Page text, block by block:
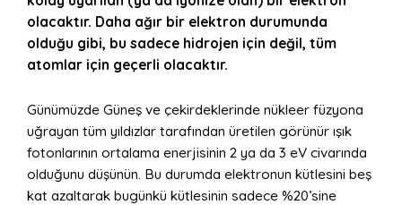
olacaktır. Daha ağır bir elektron durumunda
olduğu gibi, bu sadece hidrojen için değil, tüm
atomlar için geçerli olacaktır.
Günümüzde Güneş ve çekirdeklerinde nükleer füzyona
uğrayan tüm yıldızlar tarafından üretilen görünür ışık
fotonlarının ortalama enerjisinin 2 ya da 3 eV civarında
olduğunu düşünün. Bu durumda elektronun kütlesini beş
kat azaltarak bugünkü kütlesinin sadece %20’sine